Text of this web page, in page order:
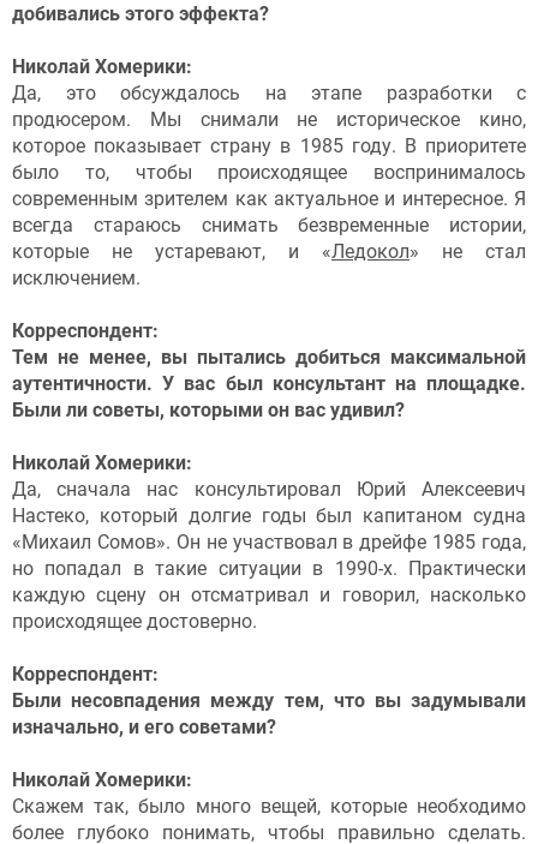
добивались этого эффекта?
Николай Хомерики:
Да, это обсуждалось на этапе разработки с
продюсером. Мы снимали не историческое кино,
которое показывает страну в 1985 году. В приоритете
было то, чтобы происходящее воспринималось
современным зрителем как актуальное и интересное. Я
всегда стараюсь снимать безвременные истории,
которые не устаревают, и «Ледокол» не стал
исключением.
Корреспондент:
Тем не менее, вы пытались добиться максимальной
аутентичности. У вас был консультант на площадке.
Были ли советы, которыми он вас удивил?
Николай Хомерики:
Да, сначала нас консультировал Юрий Алексеевич
Настеко, который долгие годы был капитаном судна
«Михаил Сомов». Он не участвовал в дрейфе 1985 года,
но попадал в такие ситуации в 1990-х. Практически
каждую сцену он отсматривал и говорил, насколько
происходящее достоверно.
Корреспондент:
Были несовпадения между тем, что вы задумывали
изначально, и его советами?
Николай Хомерики:
Скажем так, было много вещей, которые необходимо
более глубоко понимать, чтобы правильно сделать.